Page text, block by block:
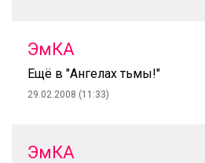
ЭмКА
Ещё в "Ангелах тьмы!"
29.02.2008 (11:33)
ЭмКА